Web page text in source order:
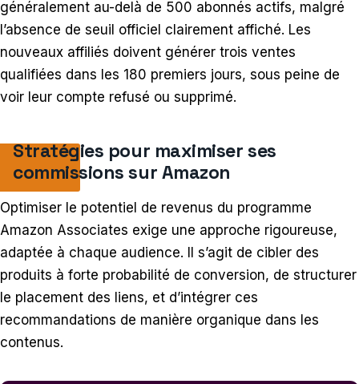
généralement au-delà de 500 abonnés actifs, malgré
l’absence de seuil officiel clairement affiché. Les
nouveaux affiliés doivent générer trois ventes
qualifiées dans les 180 premiers jours, sous peine de
voir leur compte refusé ou supprimé.
Stratégies pour maximiser ses
commissions sur Amazon
Optimiser le potentiel de revenus du programme
Amazon Associates exige une approche rigoureuse,
adaptée à chaque audience. Il s’agit de cibler des
produits à forte probabilité de conversion, de structurer
le placement des liens, et d’intégrer ces
recommandations de manière organique dans les
contenus.